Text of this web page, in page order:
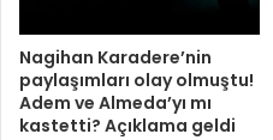
Nagihan Karadere’nin
paylaşımları olay olmuştu!
Adem ve Almeda’yı mı
kastetti? Açıklama geldi